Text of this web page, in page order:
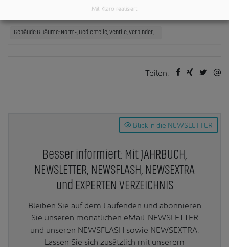
Gebäude & Räume: Norm-, Bedienteile, Ventile, Verbinder, ...
Teilen:
Blick in die NEWSLETTER
Besser informiert: Mit JAHRBUCH,
NEWSLETTER, NEWSFLASH, NEWSEXTRA
und EXPERTEN VERZEICHNIS
Bleiben Sie auf dem Laufenden und abonnieren
Sie unseren monatlichen eMail-NEWSLETTER
und unseren NEWSFLASH sowie NEWSEXTRA.
Lassen Sie sich zusätzlich mit unserem
Mit Klaro realisiert